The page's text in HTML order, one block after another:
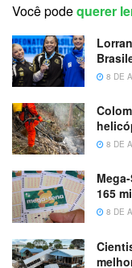
Você podequerer
8 DE
8 DE
165
8 DE